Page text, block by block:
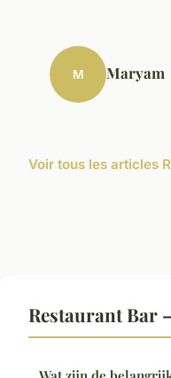
M Maryam
Voir tous les articles
Restaurant Bar